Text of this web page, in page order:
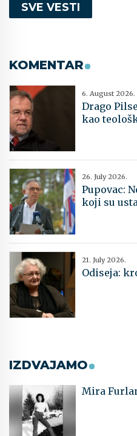
SVE VESTI
KOMENTAR
6. August 2026.
Drago
kao
26. July 2026.
Pupovac:
koji su
21. July 2026.
Odiseja:
IZDVAJAMO
Mira